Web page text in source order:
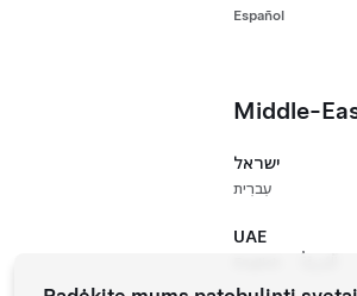
Español
Middle-
ישראל
עִברִית
UAE